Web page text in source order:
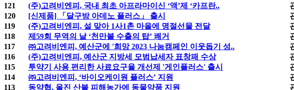
121
(주)고려비엔피, 국내 최초 아프라마이신 ‘액’제 ‘카프란..
120
[신제품] 「달구방 아데노 플러스」 출시
119
(주)고려비엔피, 설 맞아 1사1촌 마을에 명절선물 전달
118
제59회 무역의 날 ‘천만불 수출의 탑’ 쾌거
117
㈜고려비엔피, 예산군에 '희망 2023 나눔캠페인 이웃돕기 성..
116
(주)고려비엔피, 예산군 지방세 모범납세자 표창패 수상
115
투약기 사용 편리한 사료요구율 개선제 '게인플러스' 출시
114
㈜고려비엔피, ‘바이오케이원 플러스’ 지원
113
동약협, 울진 산불 피해농가에 동물약품 지원